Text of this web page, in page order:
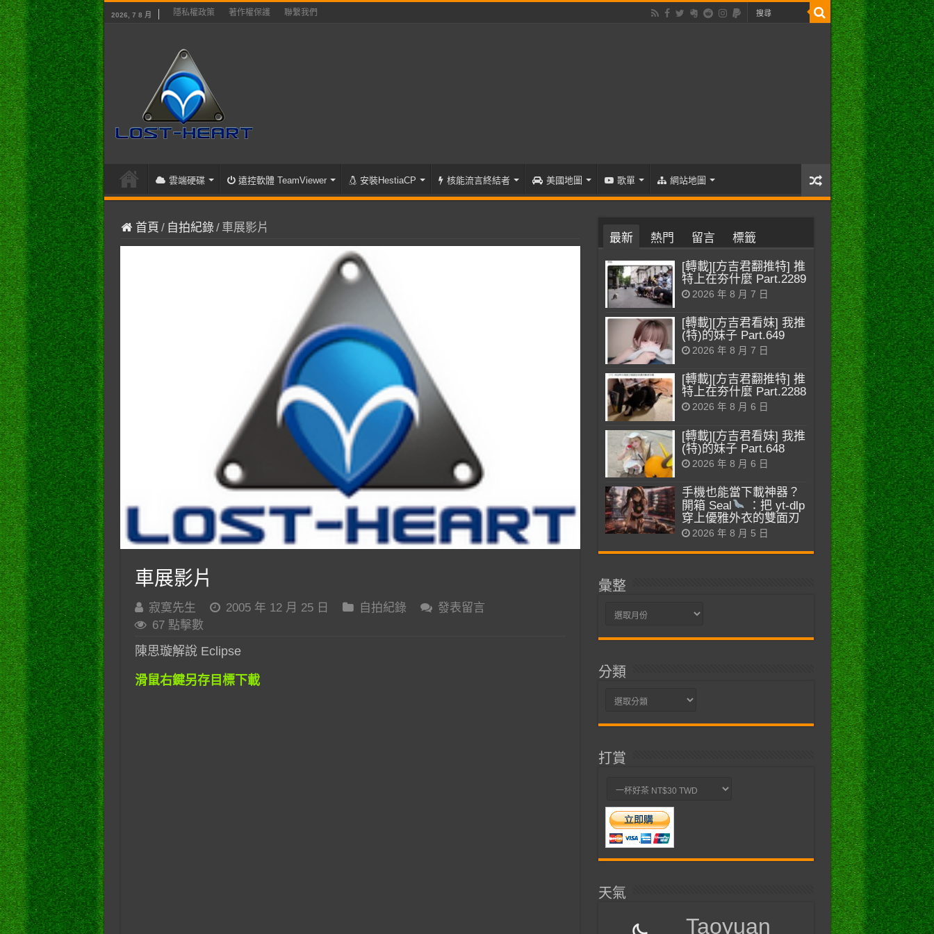
2026, 7 8 月 隱私權政策 著作權保護 聯繫我們
雲端硬碟 遠控軟體 TeamViewer 安裝HestiaCP 核能流言終結者 美國地圖 歌單 網站地圖
首頁 / 自拍紀錄/ 車展影片
車展影片
寂寞先生 2005 年 12 月 25 日 自拍紀錄
發表留言
67 點擊數
陳思璇解說 Eclipse
滑鼠右鍵另存目標下載
最新 熱門 留言 標籤
[轉載][方吉君翻推特] 推
特上在夯什麼 Part.2289
2026 年 8 月 7 日
[轉載][方吉君看妹] 我推
(特)的妹子 Part.649
2026 年 8 月 7 日
[轉載][方吉君翻推特] 推
特上在夯什麼 Part.2288
2026 年 8 月 6 日
[轉載][方吉君看妹] 我推
(特)的妹子 Part.648
2026 年 8 月 6 日
手機也能當下載神器？
開箱 Seal
：把 yt-dlp
穿上優雅外衣的雙面刃
2026 年 8 月 5 日
彙整
彙
分類
分
打賞
天氣
Taoyuan